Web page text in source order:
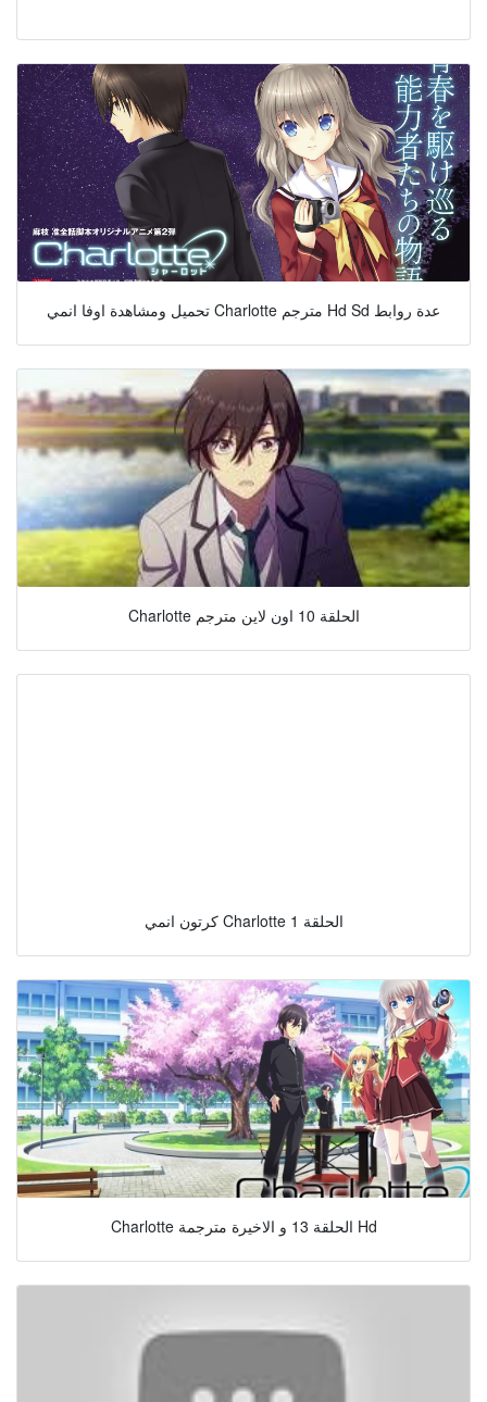
تحميل ومشاهدة اوفا انمي Charlotte مترجم Hd Sd عدة روابط
Charlotte الحلقة 10 اون لاين مترجم
كرتون انمي Charlotte الحلقة 1
Charlotte الحلقة 13 و الاخيرة مترجمة Hd